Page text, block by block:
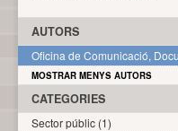
AUTORS
Oficina de Comunicació,
MOSTRAR MENYS AUTORS
CATEGORIES
Sector públic (1)